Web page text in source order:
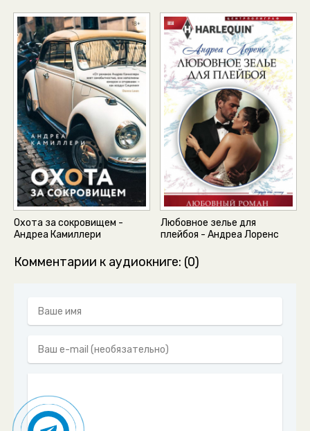
Охота за сокровищем -
Андреа Камиллери
Любовное зелье для
плейбоя - Андреа Лоренс
Комментарии к аудиокниге: (0)